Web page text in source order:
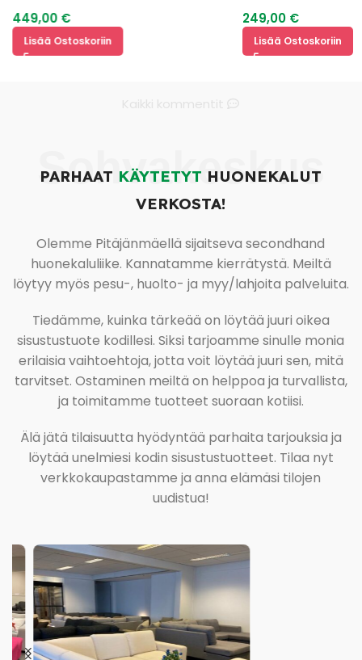
449,00 €
Lisää Ostoskoriin
249,00 €
Lisää Ostoskoriin
Sohvakeskus
PARHAAT KÄYTETYT HUONEKALUT
VERKOSTA!
Olemme Pitäjänmäellä sijaitseva secondhand
huonekaluliike. Kannatamme kierrätystä. Meiltä
löytyy myös pesu-, huolto- ja myy/lahjoita palveluita.
Tiedämme, kuinka tärkeää on löytää juuri oikea
sisustustuote kodillesi. Siksi tarjoamme sinulle monia
erilaisia vaihtoehtoja, jotta voit löytää juuri sen, mitä
tarvitset. Ostaminen meiltä on helppoa ja turvallista,
ja toimitamme tuotteet suoraan kotiisi.
Älä jätä tilaisuutta hyödyntää parhaita tarjouksia ja
löytää unelmiesi kodin sisustustuotteet. Tilaa nyt
verkkokaupastamme ja anna elämäsi tilojen
uudistua!